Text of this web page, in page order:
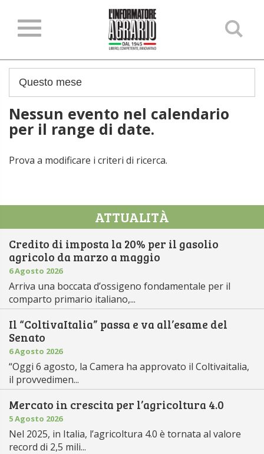
Nessun evento nel calendario
per il range di date.
Prova a modificare i criteri di ricerca.
ATTUALITÀ
Credito di imposta la 20% per il gasolio
agricolo da marzo a maggio
6 Agosto 2026
Arriva una boccata d’ossigeno fondamentale per il
comparto primario italiano,...
Il “ColtivaItalia” passa e va all’esame del
Senato
6 Agosto 2026
“Oggi 6 agosto, la Camera ha approvato il Coltivaitalia,
il provvedimen...
Mercato in crescita per l’agricoltura 4.0
5 Agosto 2026
Nel 2025, in Italia, l’agricoltura 4.0 è tornata al valore
record di 2,5 mili...